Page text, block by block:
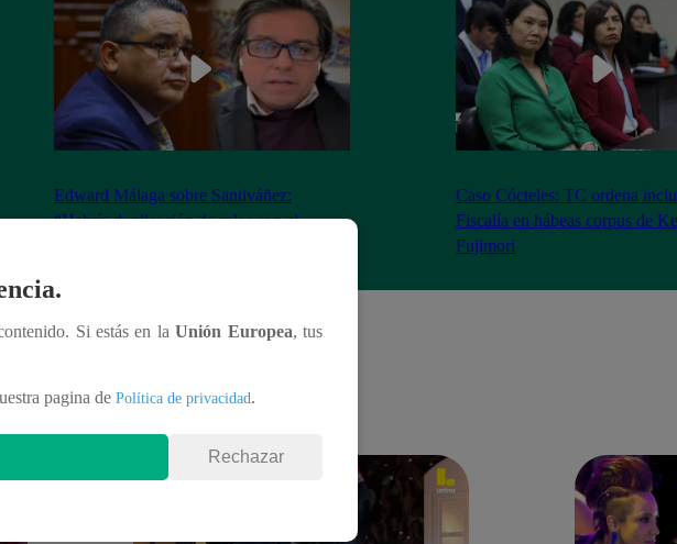
Edward Málaga sobre Santiváñez:
“Habría duplicación de roles con el
Caso Cócteles: TC ordena
Fiscalía en hábeas corpus de
Fujimori
Si estás en laUnión Europea, tus
pagina de Política de privacidad.
Rechazar